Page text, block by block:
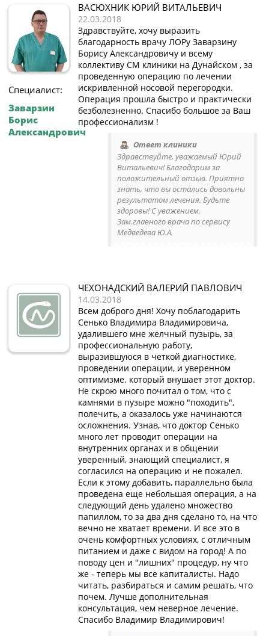
Специалист:
Заварзин
Борис
Александрович
ВАСЮХНИК ЮРИЙ ВИТАЛЬЕВИЧ
22.03.2018
Здравствуйте, хочу выразить
благодарность врачу ЛОРу Заварзину
Борису Александровичу и всему
коллективу СМ клиники на Дунайском , за
проведенную операцию по лечении
искривленной носовой перегородки.
Операция прошла быстро и практически
безболезненно. Спасибо большое за Ваш
профессионализм !
Ответ клиники
Здравствуйте, уважаемый Юрий
Витальевич! Благодарим за
положительный отзыв. Приятно
знать, что вы остались довольны
результатом лечения. Будьте
здоровы! С уважением,
Зам.главного врача по сервису
Медведева Ю.А.
ЧЕХОНАДСКИЙ ВАЛЕРИЙ ПАВЛОВИЧ
14.03.2018
Всем доброго дня! Хочу поблагодарить
Сенько Владимира Владимировича,
удалившего мне желчный пузырь, за
профессиональную работу,
выразившуюся в четкой диагностике,
проведении операции, и уверенном
оптимизме. который внушает этот доктор.
Не скрою много почитал о том, что с
камнями в пузыре можно "походить",
полечить, а оказалось уже начинаются
осложнения. Узнав, что доктор Сенько
много лет проводит операции на
внутренних органах и в общении
уверенный, знающий специалист, я
согласился на операцию и не пожалел.
Если к этому добавить, параллельно была
проведена еще небольшая операция, а на
следующий день удалено множество
папиллом, то за два дня сделано то, на что
вечно не хватает времени. И все это в
очень комфортных условиях, с отличным
питанием и даже с видом на город! А по
поводу цен и "лишних" процедур, ну что
же - теперь мы все капиталисты. Надо
читать, разбираться и самим решать, что
почем. Лучше дополнительная
консультация, чем неверное лечение.
Спасибо Владимир Владимирович!